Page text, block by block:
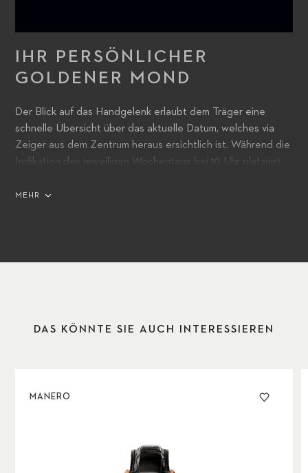
IHR PERSÖNLICHER
GOLDENER MOND
Der Blick auf das Handgelenk erlaubt dem Träger eine
schnelle Übersicht über das aktuelle Datum, welches via
Zeiger aus dem Zentrum heraus ersichtlich ist. Während die
Indikation des jeweiligen Wochentags bei 10 Uhr platziert
bei 2 Uhr ablesen. Vollendet wird der besondere Kalender
technisch hoch stehendes Innenleben integriert.
MEHR
DAS KÖNNTE SIE AUCH INTERESSIEREN
MANERO